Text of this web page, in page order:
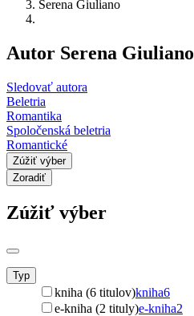
Serena Giuliano
Autor Serena Giuliano
Sledovať autora
Beletria
Romantika
Spoločenská beletria
Romantické
Zúžiť výber
Zoradiť
Zúžiť výber
Typ
kniha (6 titulov)kniha6
e-kniha (2 tituly)e-kniha2